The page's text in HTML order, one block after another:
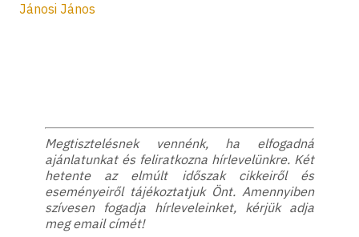
Jánosi János
Megtisztelésnek vennénk, ha elfogadná
ajánlatunkat és feliratkozna hírlevelünkre. Két
hetente az elmúlt időszak cikkeiről és
eseményeiről tájékoztatjuk Önt. Amennyiben
szívesen fogadja hírleveleinket, kérjük adja
meg email címét!